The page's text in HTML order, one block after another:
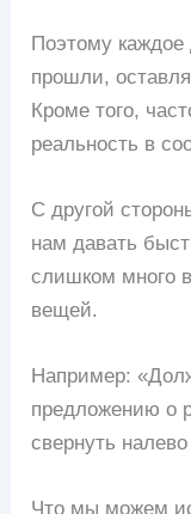
Поэтому каждое
прошли,
Кроме того,
реальность в
С другой
нам давать
слишком много
вещей.
Например:
предложению о
свернуть
Что мы можем